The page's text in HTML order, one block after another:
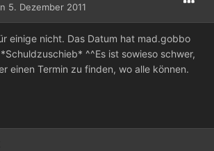
5. Dezember 2011
einige nicht. Das Datum hat mad.gobbo
^^Es ist sowieso schwer,
einen Termin zu finden, wo alle können.